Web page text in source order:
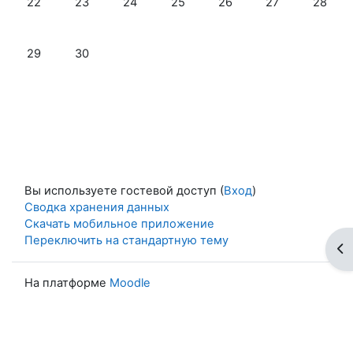
Нет событий, понедельник 29 сентября
29 Нет событий, вторник 30 сентября
30
Вы используете гостевой доступ (Вход)
Сводка хранения данных
Скачать мобильное приложение
Переключить на стандартную тему
На платформе Moodle